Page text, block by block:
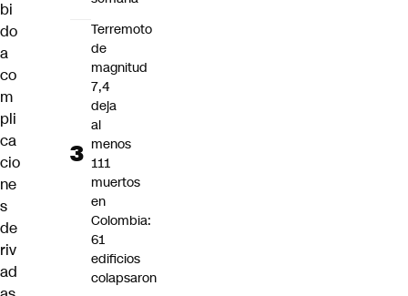
bi
do
a
co
m
pli
ca
cio
ne
s
de
riv
ad
Terremoto
de
magnitud
7,4
deja
al
menos
111
muertos
en
Colombia:
61
edificios
colapsaron